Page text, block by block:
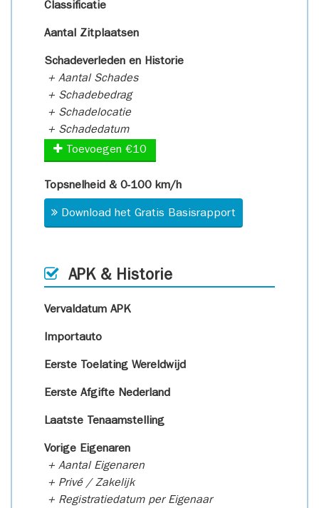
Classificatie
Aantal Zitplaatsen
Schadeverleden en Historie
+ Aantal Schades
+ Schadebedrag
+ Schadelocatie
+ Schadedatum
Toevoegen €10
Topsnelheid & 0-100 km/h
Download het Gratis Basisrapport
APK & Historie
Vervaldatum APK
Importauto
Eerste Toelating Wereldwijd
Eerste Afgifte Nederland
Laatste Tenaamstelling
Vorige Eigenaren
+ Aantal Eigenaren
+ Privé / Zakelijk
+ Registratiedatum per Eigenaar